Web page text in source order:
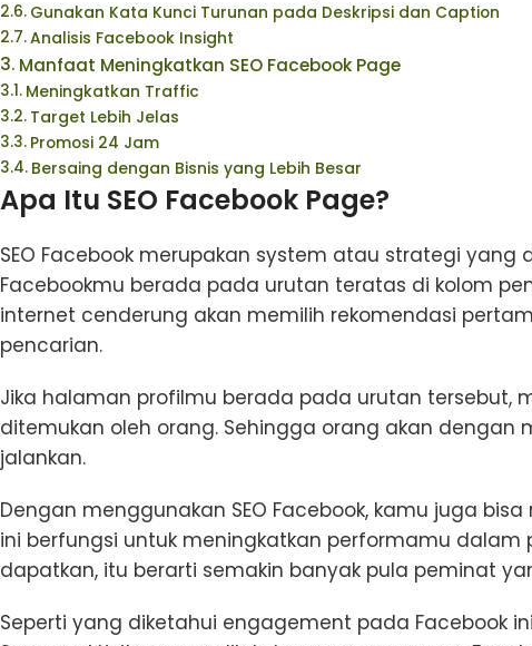
Gunakan Kata Kunci Turunan pada Deskripsi dan Caption
Analisis Facebook Insight
Manfaat Meningkatkan SEO Facebook Page
Meningkatkan Traffic
Target Lebih Jelas
Promosi 24 Jam
Bersaing dengan Bisnis yang Lebih Besar
Apa Itu SEO Facebook Page?
SEO Facebook merupakan system atau strategi
Facebookmu berada pada urutan teratas di kolom
internet cenderung akan memilih rekomendasi
pencarian.
Jika halaman profilmu berada pada urutan tersebut,
ditemukan oleh orang. Sehingga orang akan
jalankan.
Dengan menggunakan SEO Facebook, kamu juga
ini berfungsi untuk meningkatkan performamu
dapatkan, itu berarti semakin banyak pula peminat
Seperti yang diketahui engagement pada Facebook